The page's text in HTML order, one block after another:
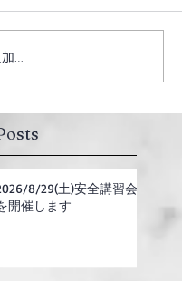
…
8/29(土)安全講習会
開催します